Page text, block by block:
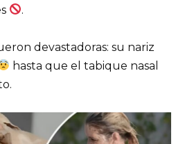
.
devastadoras: su nariz
hasta que el tabique nasal